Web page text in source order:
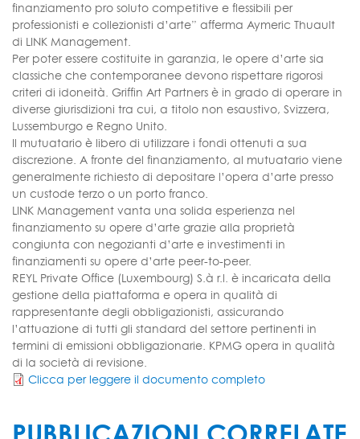
finanziamento pro soluto competitive e flessibili per
professionisti e collezionisti d’arte” afferma Aymeric Thuault
di LINK Management.
Per poter essere costituite in garanzia, le opere d’arte sia
classiche che contemporanee devono rispettare rigorosi
criteri di idoneità. Griffin Art Partners è in grado di operare in
diverse giurisdizioni tra cui, a titolo non esaustivo, Svizzera,
Lussemburgo e Regno Unito.
Il mutuatario è libero di utilizzare i fondi ottenuti a sua
discrezione. A fronte del finanziamento, al mutuatario viene
generalmente richiesto di depositare l’opera d’arte presso
un custode terzo o un porto franco.
LINK Management vanta una solida esperienza nel
finanziamento su opere d’arte grazie alla proprietà
congiunta con negozianti d’arte e investimenti in
finanziamenti su opere d’arte peer-to-peer.
REYL Private Office (Luxembourg) S.à r.l. è incaricata della
gestione della piattaforma e opera in qualità di
rappresentante degli obbligazionisti, assicurando
l’attuazione di tutti gli standard del settore pertinenti in
termini di emissioni obbligazionarie. KPMG opera in qualità
di la società di revisione.
Clicca per leggere il documento completo
PUBBLICAZIONI CORRELATE